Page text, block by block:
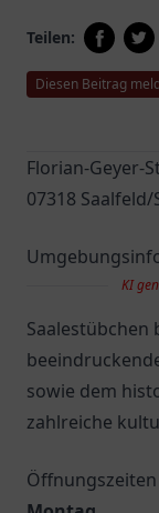
Teilen:
Diesen Beitrag
Florian-Geyer-
07318 Saalfeld/
KI
Saalestübchen
sowie dem
zahlreiche
Öffnungszeiten